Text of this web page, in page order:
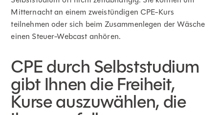
Mitternacht an einem zweistündigen CPE-Kurs
teilnehmen oder sich beim Zusammenlegen der Wäsche
einen Steuer-Webcast anhören.
CPE durch Selbststudium
gibt Ihnen die Freiheit,
Kurse auszuwählen, die